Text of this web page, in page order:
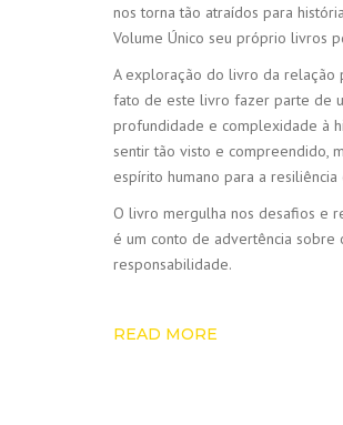
nos torna tão atraídos para
Volume Único seu próprio livros
A exploração do livro da relação
fato de este livro fazer parte de
profundidade e complexidade à
sentir tão visto e compreendido,
espírito humano para a
O livro mergulha nos desafios e
é um conto de advertência sobre
responsabilidade.
READ MORE